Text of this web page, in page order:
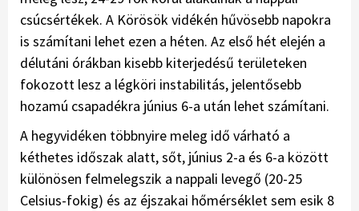
csúcsértékek. A Körösök vidékén hűvösebb napokra
is számítani lehet ezen a héten. Az első hét elején a
délutáni órákban kisebb kiterjedésű területeken
fokozott lesz a légköri instabilitás, jelentősebb
hozamú csapadékra június 6-a után lehet számítani.
A hegyvidéken többnyire meleg idő várható a
kéthetes időszak alatt, sőt, június 2-a és 6-a között
különösen felmelegszik a nappali levegő (20-25
Celsius-fokig) és az éjszakai hőmérséklet sem esik 8